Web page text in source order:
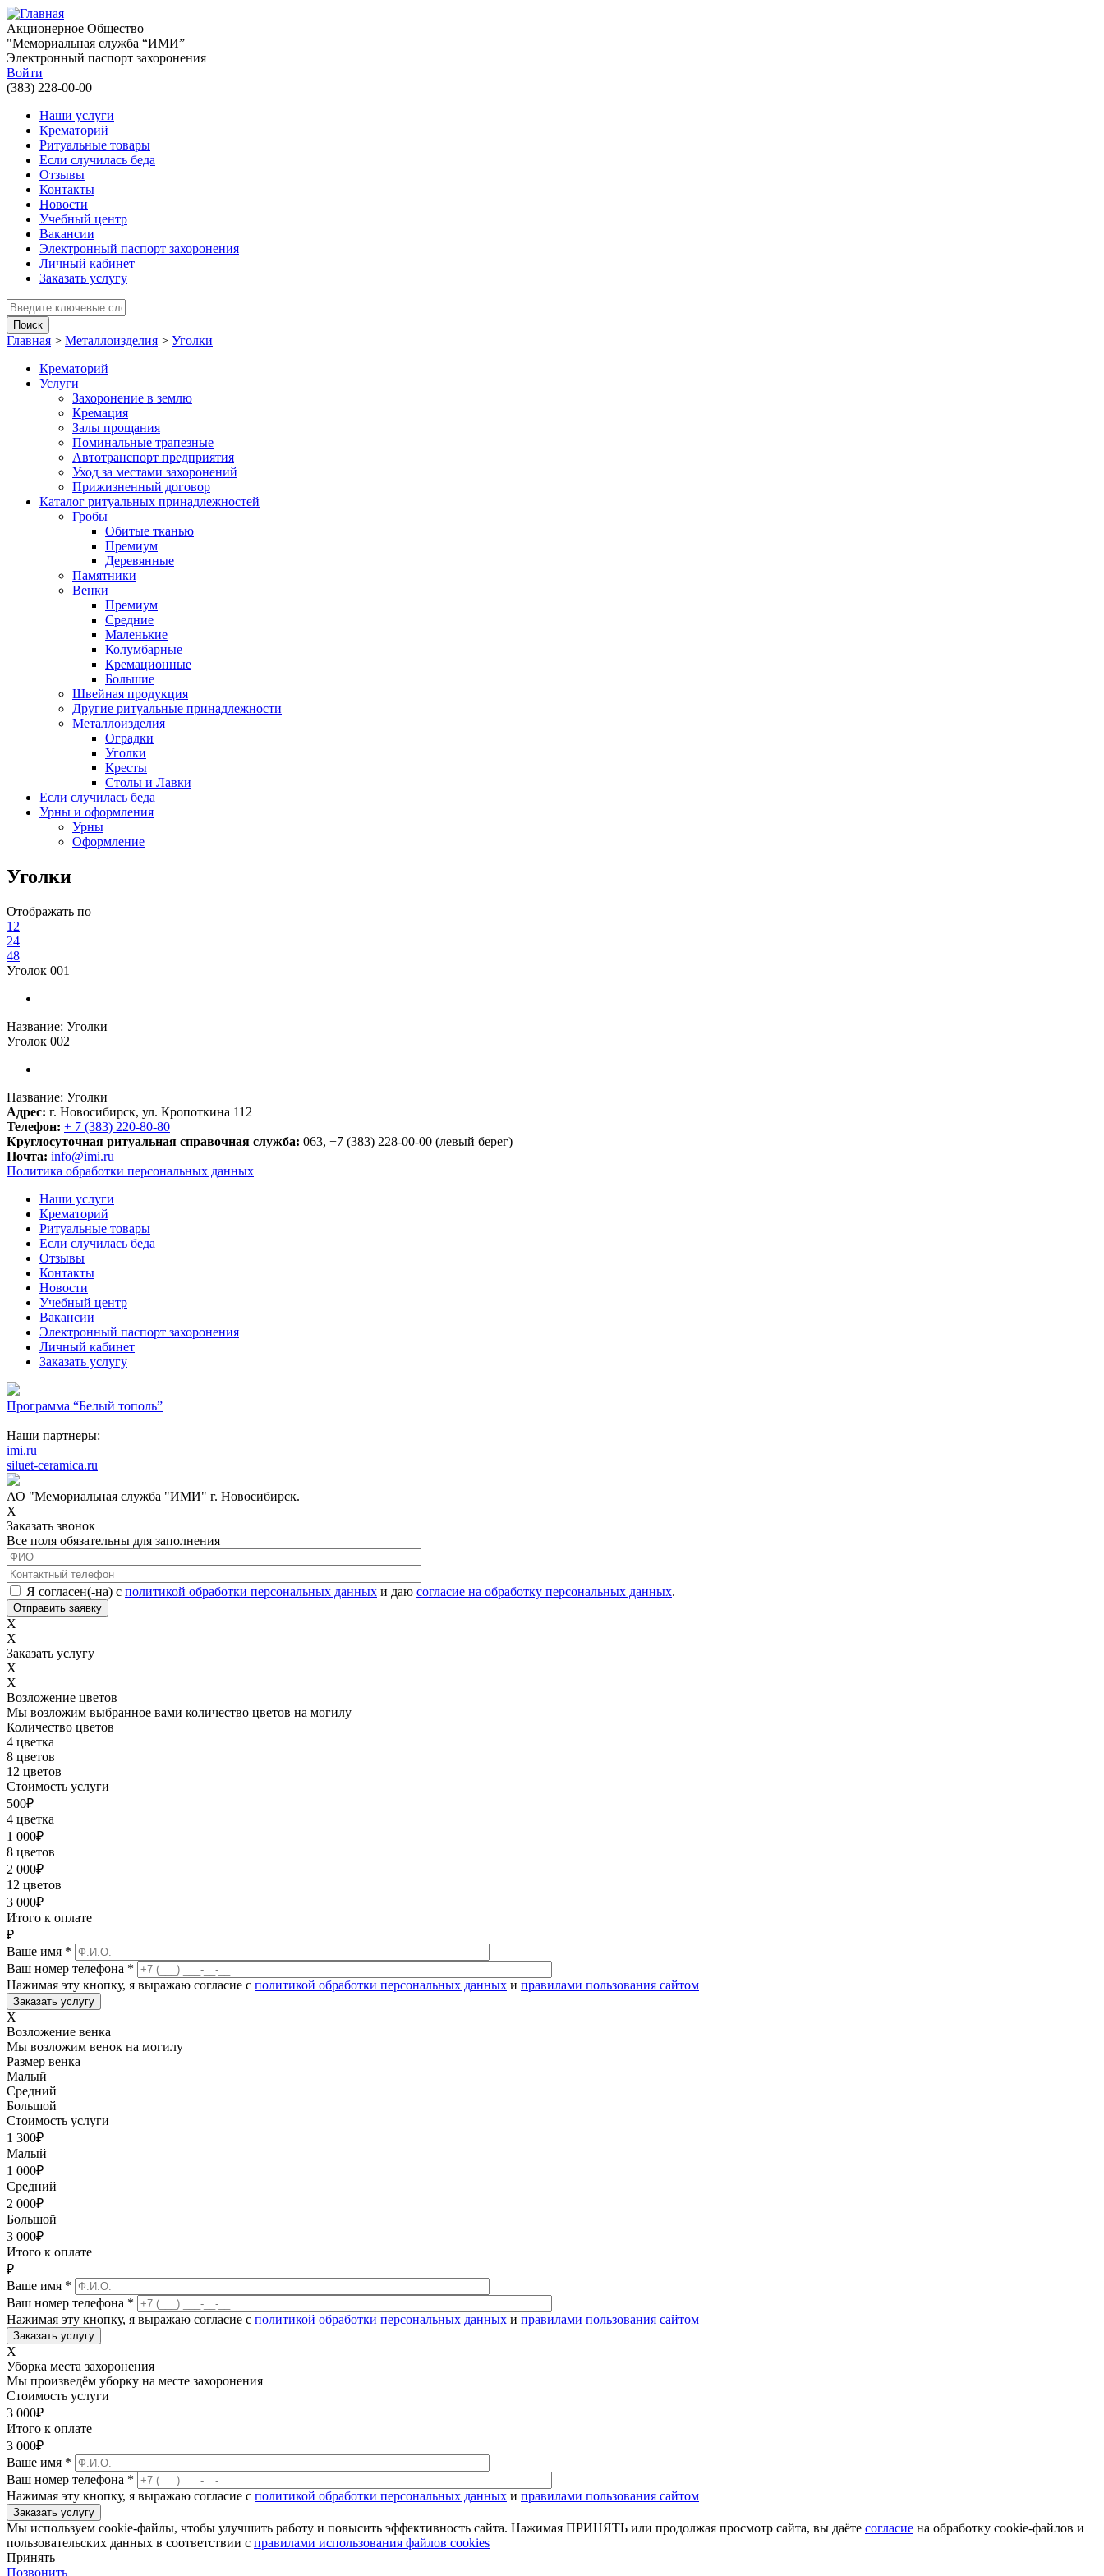
Перейти к основному содержанию
Акционерное Общество
"Мемориальная служба “ИМИ”
Электронный паспорт захоронения
Войти
(383) 228-00-00
Наши услуги
Крематорий
Ритуальные товары
Если случилась беда
Отзывы
Контакты
Новости
Учебный центр
Вакансии
Электронный паспорт захоронения
Личный кабинет
Заказать услугу
Введите ключевые слова для поиска
Вы здесь
Главная > Металлоизделия > Уголки
Крематорий
Услуги
Захоронение в землю
Кремация
Залы прощания
Поминальные трапезные
Автотранспорт предприятия
Уход за местами захоронений
Прижизненный договор
Каталог ритуальных принадлежностей
Гробы
Обитые тканью
Премиум
Деревянные
Памятники
Венки
Премиум
Средние
Маленькие
Колумбарные
Кремационные
Большие
Швейная продукция
Другие ритуальные принадлежности
Металлоизделия
Оградки
Уголки
Кресты
Столы и Лавки
Если случилась беда
Урны и оформления
Урны
Оформление
Уголки
Отображать по
12
24
48
Уголок 001
Название: Уголки
Уголок 002
Название: Уголки
Адрес: г. Новосибирск, ул. Кропоткина 112
Телефон: + 7 (383) 220-80-80
Круглосуточная ритуальная справочная служба: 063, +7 (383) 228-00-00 (левый берег)
Почта: info@imi.ru
Политика обработки персональных данных
Наши услуги
Крематорий
Ритуальные товары
Если случилась беда
Отзывы
Контакты
Новости
Учебный центр
Вакансии
Электронный паспорт захоронения
Личный кабинет
Заказать услугу
Программа “Белый тополь”
Наши партнеры:
imi.ru
siluet-ceramica.ru
АО "Мемориальная служба "ИМИ" г. Новосибирск.
X
Заказать звонок
Все поля обязательны для заполнения
ФИО
Контактный телефон
Соглашение с обработкой данных*
Я согласен(-на) с политикой обработки персональных данных и даю согласие на обработку персональных данных.
X
X
Заказать услугу
X
X
Возложение цветов
Мы возложим выбранное вами количество цветов на могилу
Количество цветов
4 цветка
8 цветов
12 цветов
Стоимость услуги
500₽
4 цветка
1 000₽
8 цветов
2 000₽
12 цветов
3 000₽
Итого к оплате
₽
Ваше имя *
Ваш номер телефона *
Нажимая эту кнопку, я выражаю согласие с политикой обработки персональных данных и правилами пользования сайтом
X
Возложение венка
Мы возложим венок на могилу
Размер венка
Малый
Средний
Большой
Стоимость услуги
1 300₽
Малый
1 000₽
Средний
2 000₽
Большой
3 000₽
Итого к оплате
₽
Ваше имя *
Ваш номер телефона *
Нажимая эту кнопку, я выражаю согласие с политикой обработки персональных данных и правилами пользования сайтом
X
Уборка места захоронения
Мы произведём уборку на месте захоронения
Стоимость услуги
3 000₽
Итого к оплате
3 000₽
Ваше имя *
Ваш номер телефона *
Нажимая эту кнопку, я выражаю согласие с политикой обработки персональных данных и правилами пользования сайтом
Мы используем cookie-файлы, чтобы улучшить работу и повысить эффективность сайта. Нажимая ПРИНЯТЬ или продолжая просмотр сайта, вы даёте согласие на обработку cookie-файлов и
пользовательских данных в соответствии с правилами использования файлов cookies
Принять
Позвонить